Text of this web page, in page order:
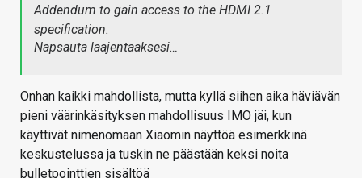
Addendum to gain access to the HDMI 2.1
specification.
Napsauta laajentaaksesi…
Onhan kaikki mahdollista, mutta kyllä siihen aika häviävän
pieni väärinkäsityksen mahdollisuus IMO jäi, kun
käyttivät nimenomaan Xiaomin näyttöä esimerkkinä
keskustelussa ja tuskin ne päästään keksi noita
bulletpointtien sisältöä